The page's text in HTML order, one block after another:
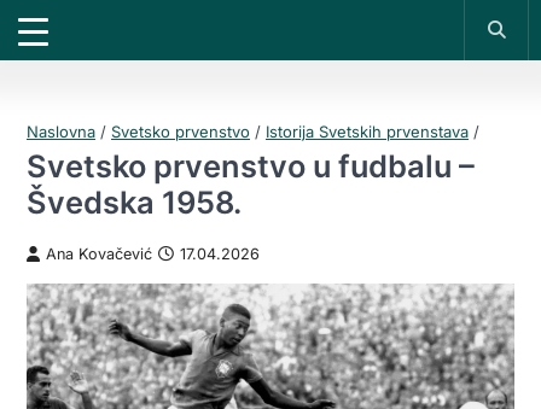
Naslovna / Svetsko prvenstvo / Istorija Svetskih prvenstava /
Svetsko prvenstvo u fudbalu –
Švedska 1958.
Ana Kovačević 17.04.2026